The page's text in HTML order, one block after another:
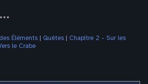
Éléments ‎ | Quêtes ‎ | Chapitre 2 - Sur les
le Crabe